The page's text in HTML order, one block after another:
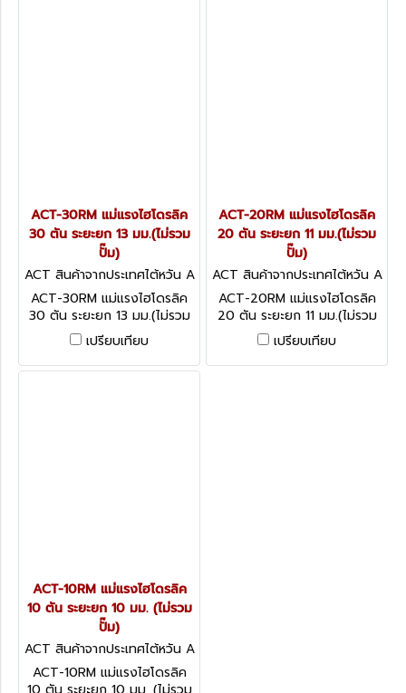
ACT-30RM แม่แรงไฮโดรลิค
30 ตัน ระยะยก 13 มม.(ไม่รวม
ปั๊ม)
ACT สินค้าจากประเทศไต้หวัน A
CT-30RM
ACT-30RM แม่แรงไฮโดรลิค
30 ตัน ระยะยก 13 มม.(ไม่รวม
ปั๊ม)
เปรียบเทียบ
ACT-20RM แม่แรงไฮโดรลิค
20 ตัน ระยะยก 11 มม.(ไม่รวม
ปั๊ม)
ACT สินค้าจากประเทศไต้หวัน A
CT-20RM
ACT-20RM แม่แรงไฮโดรลิค
20 ตัน ระยะยก 11 มม.(ไม่รวม
ปั๊ม)
เปรียบเทียบ
ACT-10RM แม่แรงไฮโดรลิค
10 ตัน ระยะยก 10 มม. (ไม่รวม
ปั๊ม)
ACT สินค้าจากประเทศไต้หวัน A
CT-10RM
ACT-10RM แม่แรงไฮโดรลิค